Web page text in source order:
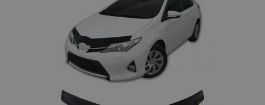
d'achats